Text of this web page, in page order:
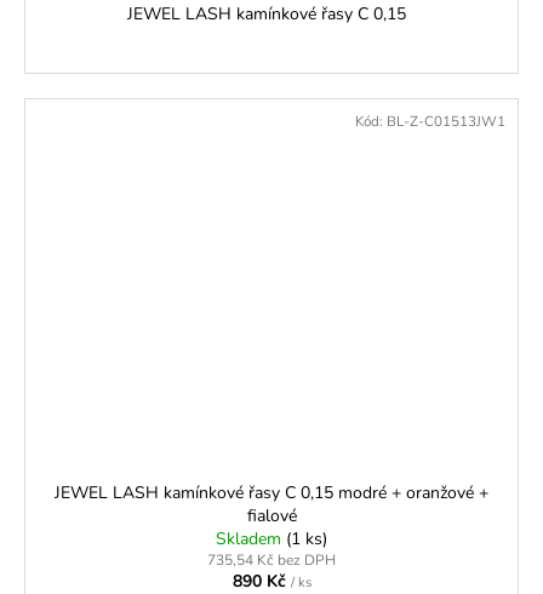
JEWEL LASH kamínkové řasy C 0,15
JEWEL LASH kamínkové řasy C 0,15 modré + oranžové +
fialové
Skladem (1 ks)
735,54 Kč bez DPH
890 Kč / ks
Kód: BL-Z-C01513JW1